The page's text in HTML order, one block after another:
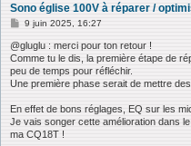
Sono église 100V à réparer /
M
s
s
g
e
9 juin 2025, 16:27
@gluglu : merci pour ton retour !
Comme tu le dis, la première étape de
peu de temps pour réfléchir.
Une première phase serait de mettre
En effet de bons réglages, EQ sur les
Je vais songer cette amélioration dans
ma CQ18T !